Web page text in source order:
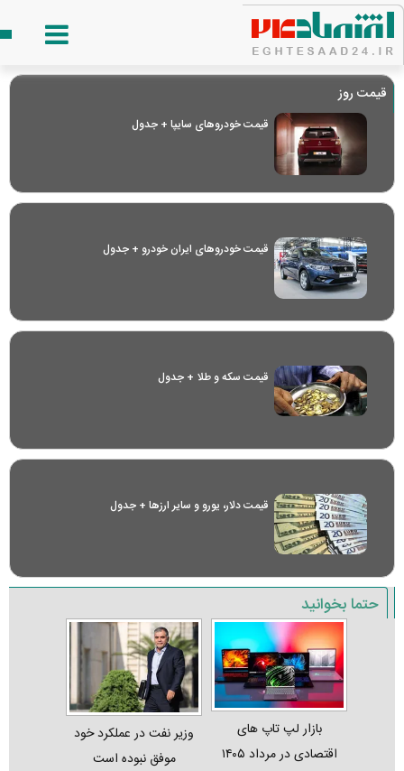
قیمت روز
قیمت خودرو‌های سایپا + جدول
قیمت خودرو‌های ایران خودرو + جدول
قیمت سکه و طلا + جدول
قیمت دلار، یورو و سایر ارز‌ها + جدول
حتما بخوانید
بازار لپ‌ تاپ‌ های
اقتصادی در مرداد ۱۴۰۵
وزیر نفت در عملکرد خود
موفق نبوده است